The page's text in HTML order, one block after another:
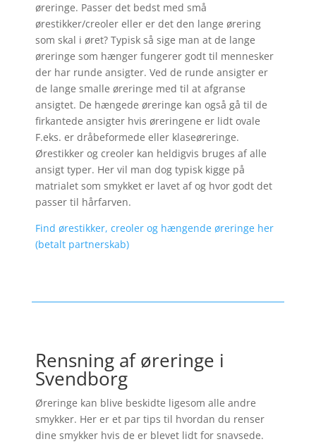
øreringe. Passer det bedst med små
ørestikker/creoler eller er det den lange ørering
som skal i øret? Typisk så sige man at de lange
øreringe som hænger fungerer godt til mennesker
der har runde ansigter. Ved de runde ansigter er
de lange smalle øreringe med til at afgranse
ansigtet. De hængede øreringe kan også gå til de
firkantede ansigter hvis øreringene er lidt ovale
F.eks. er dråbeformede eller klaseøreringe.
Ørestikker og creoler kan heldigvis bruges af alle
ansigt typer. Her vil man dog typisk kigge på
matrialet som smykket er lavet af og hvor godt det
passer til hårfarven.
Find ørestikker, creoler og hængende øreringe her
(betalt partnerskab)
Rensning af øreringe i
Svendborg
Øreringe kan blive beskidte ligesom alle andre
smykker. Her er et par tips til hvordan du renser
dine smykker hvis de er blevet lidt for snavsede.